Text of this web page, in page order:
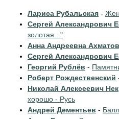
Лариса Рубальская -
Сергей Александрович
золотая..."
Анна Андреевна
Сергей Александрович
Георгий Рублёв -
Роберт Рождественский
Николай Алексеевич
хорошо - Русь
Андрей Дементьев -